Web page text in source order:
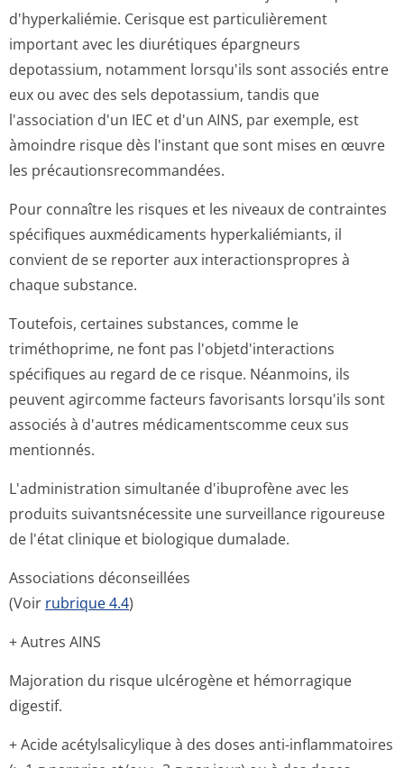
d'hyperkaliémie. Cerisque est particulièrement
important avec les diurétiques épargneurs
depotassium, notamment lorsqu'ils sont associés entre
eux ou avec des sels depotassium, tandis que
l'association d'un IEC et d'un AINS, par exemple, est
àmoindre risque dès l'instant que sont mises en œuvre
les précautionsre­commandées.
Pour connaître les risques et les niveaux de contraintes
spécifiques auxmédicaments hyperkaliémiants, il
convient de se reporter aux interactionspropres à
chaque substance.
Toutefois, certaines substances, comme le
triméthoprime, ne font pas l'objetd'inte­ractions
spécifiques au regard de ce risque. Néanmoins, ils
peuvent agircomme facteurs favorisants lorsqu'ils sont
associés à d'autres médicamentscomme ceux sus
mentionnés.
L'administration simultanée d'ibuprofène avec les
produits suivantsnécessite une surveillance rigoureuse
de l'état clinique et biologique dumalade.
Associations déconseillées
(Voir rubrique 4.4)
+ Autres AINS
Majoration du risque ulcérogène et hémorragique
digestif.
+ Acide acétylsalicylique à des doses anti-inflammatoires